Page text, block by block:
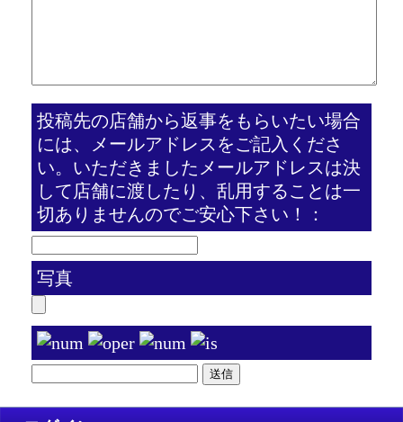
投稿先の店舗から返事をもらいたい場合
には、メールアドレスをご記入くださ
い。いただきましたメールアドレスは決
して店舗に渡したり、乱用することは一
切ありませんのでご安心下さい！：
写真